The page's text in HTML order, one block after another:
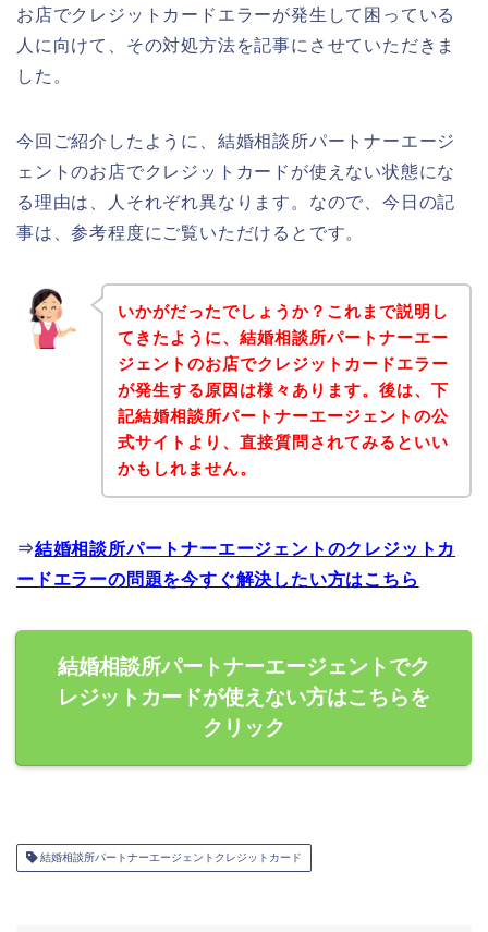
お店でクレジットカードエラーが発生して困っている
人に向けて、その対処方法を記事にさせていただきま
した。
今回ご紹介したように、結婚相談所パートナーエージ
ェントのお店でクレジットカードが使えない状態にな
る理由は、人それぞれ異なります。なので、今日の記
事は、参考程度にご覧いただけるとです。
いかがだったでしょうか？これまで説明し
てきたように、結婚相談所パートナーエー
ジェントのお店でクレジットカードエラー
が発生する原因は様々あります。後は、下
記結婚相談所パートナーエージェントの公
式サイトより、直接質問されてみるといい
かもしれません。
⇒結婚相談所パートナーエージェントのクレジットカ
ードエラーの問題を今すぐ解決したい方はこちら
結婚相談所パートナーエージェントでク
レジットカードが使えない方はこちらを
クリック
結婚相談所パートナーエージェントクレジットカード